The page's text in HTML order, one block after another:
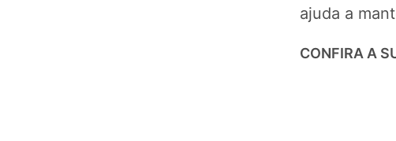
ajuda a
CONFIRA A